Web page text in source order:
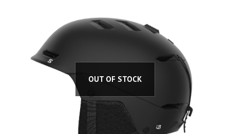
OUT OF STOCK